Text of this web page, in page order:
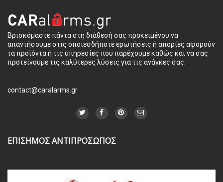
Βρισκόμαστε πάντα στη διάθεσή σας προκειμένου να
απαντήσουμε στις οποιεσδήποτε ερωτήσεις ή απορίες αφορούν
τα προϊόντα ή τις υπηρεσίες που παρέχουμε καθώς και να σας
προτείνουμε τις καλύτερες λύσεις για τις ανάγκες σας.
contact@caralarms.gr
ΕΠΙΣΗΜΟΣ ΑΝΤΙΠΡΟΣΩΠΟΣ